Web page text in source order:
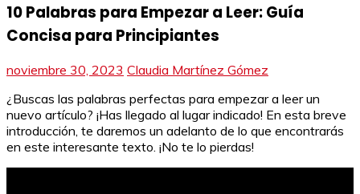
10 Palabras para Empezar a Leer: Guía
Concisa para Principiantes
noviembre 30, 2023 Claudia Martínez Gómez
¿Buscas las palabras perfectas para empezar a leer un
nuevo artículo? ¡Has llegado al lugar indicado! En esta breve
introducción, te daremos un adelanto de lo que encontrarás
en este interesante texto. ¡No te lo pierdas!